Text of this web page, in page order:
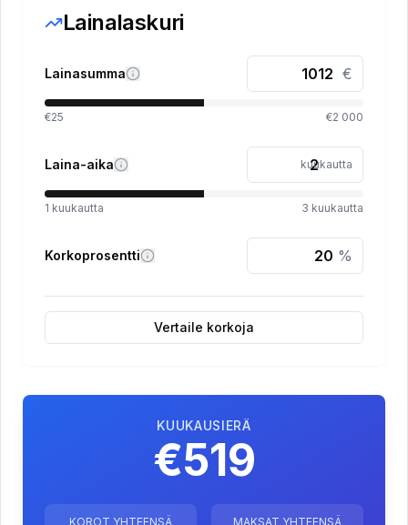
Lainalaskuri
Lainasumma €
€25 €2 000
Laina-aika kuukautta
1 kuukautta 3 kuukautta
Korkoprosentti %
Vertaile korkoja
KUUKAUSIERÄ
€519
KOROT YHTEENSÄ MAKSAT YHTEENSÄ